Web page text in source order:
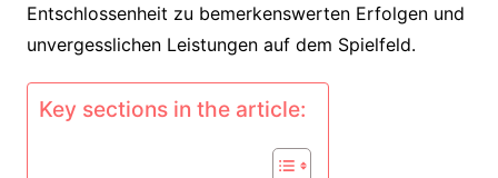
Entschlossenheit zu bemerkenswerten Erfolgen und
unvergesslichen Leistungen auf dem Spielfeld.
Key sections in the article: